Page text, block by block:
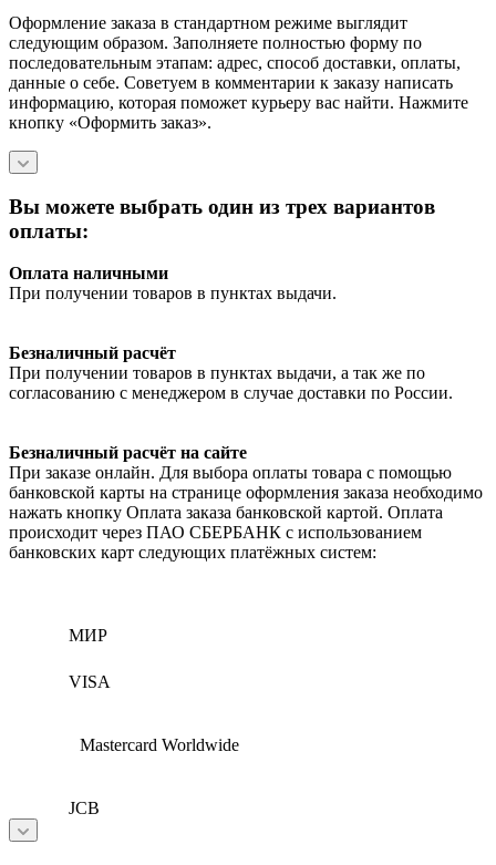
Оформление заказа в стандартном режиме выглядит
следующим образом. Заполняете полностью форму по
последовательным этапам: адрес, способ доставки, оплаты,
данные о себе. Советуем в комментарии к заказу написать
информацию, которая поможет курьеру вас найти. Нажмите
кнопку «Оформить заказ».
Вы можете выбрать один из трех вариантов
оплаты:
Оплата наличными
При получении товаров в пунктах выдачи.
Безналичный расчёт
При получении товаров в пунктах выдачи, а так же по
согласованию с менеджером в случае доставки по России.
Безналичный расчёт на сайте
При заказе онлайн. Для выбора оплаты товара с помощью
банковской карты на странице оформления заказа необходимо
нажать кнопку Оплата заказа банковской картой. Оплата
происходит через ПАО СБЕРБАНК с использованием
банковских карт следующих платёжных систем:
МИР
VISA
Mastercard Worldwide
JCB